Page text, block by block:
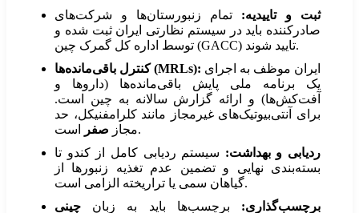
ثبت و تاییدیه: تمام زنبورستان‌ها و شرکت‌های
صادرکننده باید در سیستم نظارتی ایران ثبت شده و
توسط اداره کل گمرک چین (GACC) تایید شوند.
کنترل باقی‌مانده‌ها (MRLs):
یک برنامه ملی پایش باقی‌مانده‌ها (داروها و
آفت‌کش‌ها) و ارائه گزارش سالانه به چین است.
برای آنتی‌بیوتیک‌های غیرمجاز مانند کلرامفنیکل، حد
مجاز صفر
است.
ردیابی و بهداشت: سیستم ردیابی کامل از کندو تا
بسته‌بندی نهایی و تضمین عدم تغذیه زنبورها از
گیاهان سمی یا تراریخته الزامی است.
برچسب‌گذاری: برچسب‌ها باید به زبان چینی